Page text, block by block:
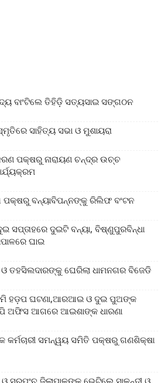
ବାଂଟିଲେ ତିହିଡି଼ ସତ୍ୟସାଇ ସଙ୍ଗଠନ
ସାହିତ୍ୟ ସଭା ଓ ମୁଶାୟରା
ପକ୍ଷରୁ ନାରାୟଣ ଚନ୍ଦ୍ର ଉଚ୍ଚ
ପକ୍ଷରୁ ବନ୍ୟାବିପନ୍ନଙ୍କୁ ରିଲିଫ ବଂଟନ
ସପ୍ତାହରେ ଦୁଇଟି ବନ୍ୟା, ବିଷ୍ଣୁପୁରବିନ୍ଧା
ଘାଇ
ତହସିଲଦାରଙ୍କୁ ଘେରିଲା ଧାମନଗର ବିଜେଡି
ଜମି ହଡ଼ପ ଘଟଣା,ଆରଆଇ ଓ ଦୁଇ ପୁଅଙ୍କ
ଅଫିସ ଆଗରେ ଆଇଶାଙ୍କ ଧାରଣା
ସମନ୍ୱୟ ସମିତି ପକ୍ଷରୁ ଗଣଶିକ୍ଷା